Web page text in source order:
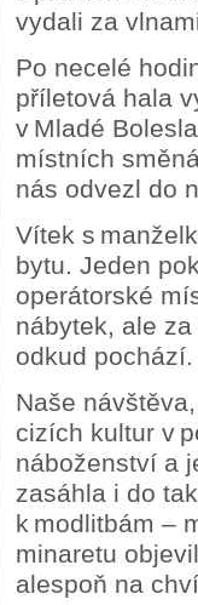
vydali za
Po necelé
příletová hala
v Mladé
místních
nás odvezl do
Vítek s
bytu. Jeden
operátorské
nábytek, ale
odkud pochází.
Naše
cizích kultur v
náboženství a
zasáhla i do
k modlitbám –
minaretu
alespoň na